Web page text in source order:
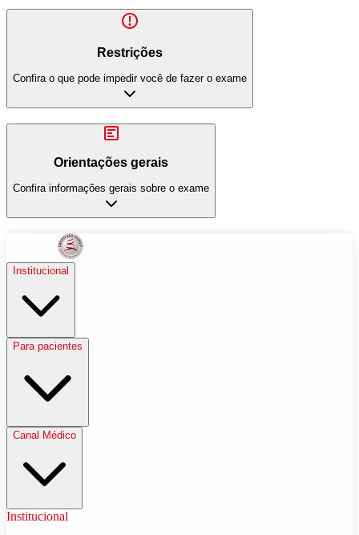
Restrições
Confira o que pode impedir você de fazer o exame
Orientações gerais
Confira informações gerais sobre o exame
Institucional
Para pacientes
Canal Médico
Institucional